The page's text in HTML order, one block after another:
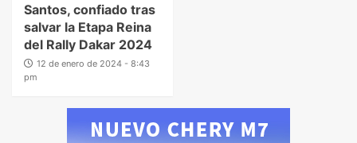
Santos, confiado tras
salvar la Etapa Reina
del Rally Dakar 2024
12 de enero de 2024 - 8:43
pm